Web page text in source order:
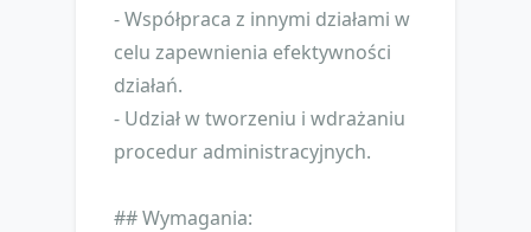
- Współpraca z innymi działami w
celu zapewnienia efektywności
działań.
- Udział w tworzeniu i wdrażaniu
procedur administracyjnych.
## Wymagania: